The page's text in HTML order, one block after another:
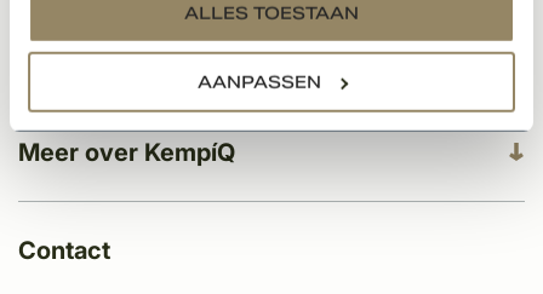
ALLES TOESTAAN
AANPASSEN
Meer over KempíQ
Categorieën
Contact